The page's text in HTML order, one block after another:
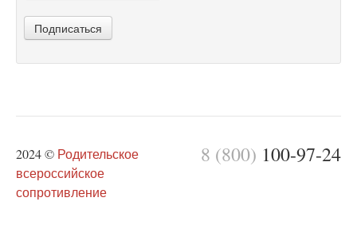
Подписаться
8 (800) 100-97-24
2024 © Родительское
всероссийское
сопротивление